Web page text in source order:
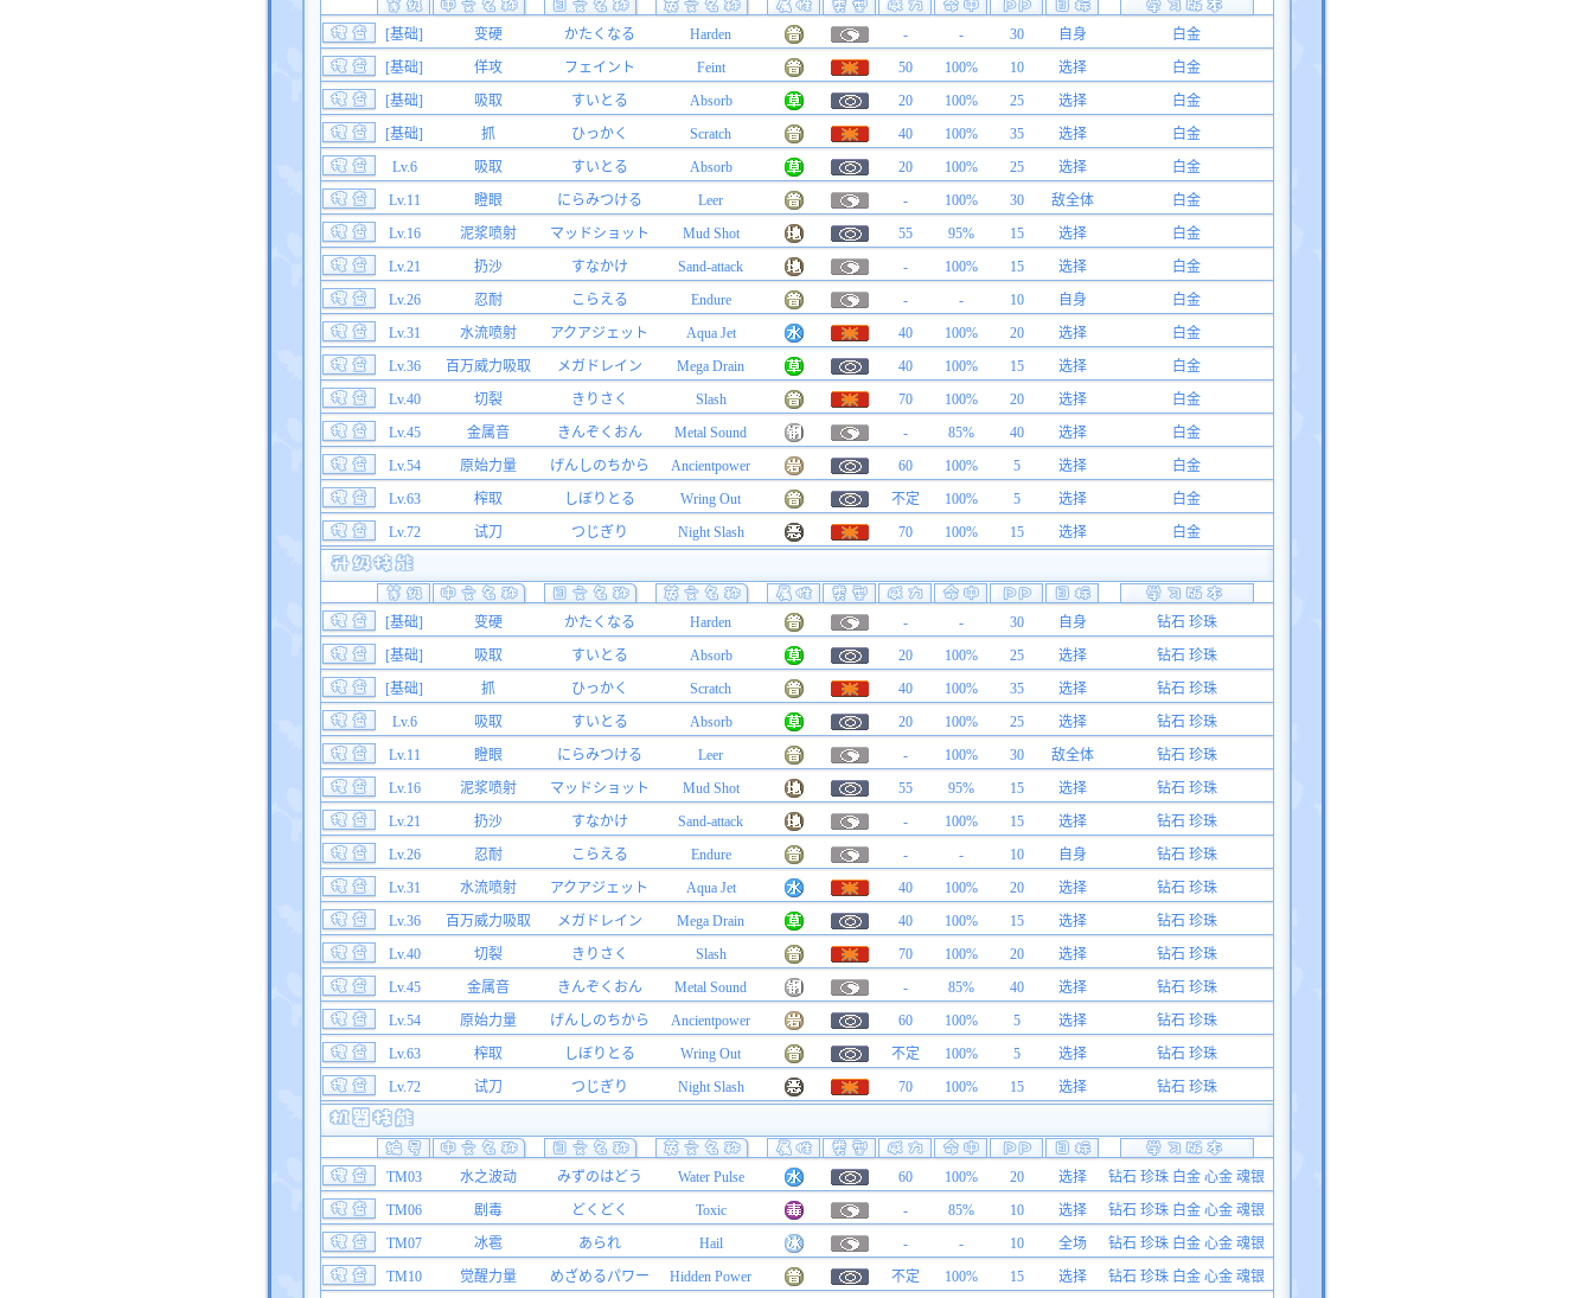
[基础] 变硬 かたくなる Harden - - 30 自身
白金
[基础]
佯攻 フェイント Feint 50 100% 10 选择
白金
[基础]
吸取 すいとる Absorb 20 100% 25 选择
白金
[基础]
抓 ひっかく Scratch 40 100% 35 选择
白金
Lv.6
吸取 すいとる Absorb 20 100% 25 选择
白金
Lv.11
瞪眼 にらみつける Leer - 100% 30 敌全体
白金
Lv.16
泥浆喷射 マッドショット Mud Shot 55 95% 15 选择
白金
Lv.21
扔沙 すなかけ Sand-attack - 100% 15 选择
白金
Lv.26
忍耐 こらえる Endure - - 10 自身
白金
Lv.31
水流喷射 アクアジェット Aqua Jet 40 100% 20 选择
白金
Lv.36
百万威力吸取 メガドレイン Mega Drain 40 100% 15 选择
白金
Lv.40
切裂 きりさく Slash 70 100% 20 选择
白金
Lv.45
金属音 きんぞくおん Metal Sound - 85% 40 选择
白金
Lv.54
原始力量 げんしのちから Ancientpower 60 100% 5 选择
白金
Lv.63
榨取 しぼりとる Wring Out 不定 100% 5 选择
白金
Lv.72
试刀 つじぎり Night Slash 70 100% 15 选择 白金
[基础] 变硬 かたくなる Harden - - 30 自身
钻石 珍珠
[基础]
吸取 すいとる Absorb 20 100% 25 选择
钻石 珍珠
[基础]
抓 ひっかく Scratch 40 100% 35 选择
钻石 珍珠
Lv.6
吸取 すいとる Absorb 20 100% 25 选择
钻石 珍珠
Lv.11
瞪眼 にらみつける Leer - 100% 30 敌全体
钻石 珍珠
Lv.16
泥浆喷射 マッドショット Mud Shot 55 95% 15 选择
钻石 珍珠
Lv.21
扔沙 すなかけ Sand-attack - 100% 15 选择
钻石 珍珠
Lv.26
忍耐 こらえる Endure - - 10 自身
钻石 珍珠
Lv.31
水流喷射 アクアジェット Aqua Jet 40 100% 20 选择
钻石 珍珠
Lv.36
百万威力吸取 メガドレイン Mega Drain 40 100% 15 选择
钻石 珍珠
Lv.40
切裂 きりさく Slash 70 100% 20 选择
钻石 珍珠
Lv.45
金属音 きんぞくおん Metal Sound - 85% 40 选择
钻石 珍珠
Lv.54
原始力量 げんしのちから Ancientpower 60 100% 5 选择
钻石 珍珠
Lv.63
榨取 しぼりとる Wring Out 不定 100% 5 选择
钻石 珍珠
Lv.72
试刀 つじぎり Night Slash 70 100% 15 选择 钻石 珍珠
TM03 水之波动 みずのはどう Water Pulse 60 100% 20 选择
钻石 珍珠 白金 心金 魂银
TM06
剧毒 どくどく Toxic - 85% 10 选择
钻石 珍珠 白金 心金 魂银
TM07
冰雹 あられ Hail - - 10 全场
钻石 珍珠 白金 心金 魂银
TM10
觉醒力量 めざめるパワー Hidden Power 不定 100% 15 选择
钻石 珍珠 白金 心金 魂银